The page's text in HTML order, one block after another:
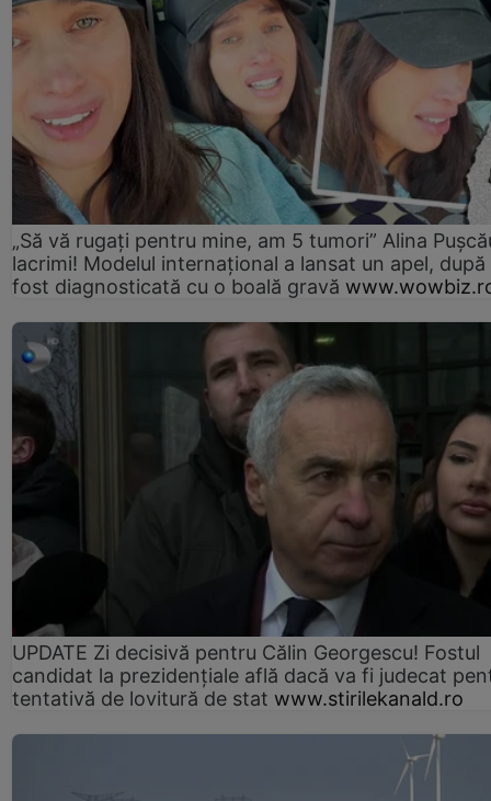
„Să vă rugați pentru mine, am 5 tumori” Alina
lacrimi! Modelul internațional a lansat un apel, după
fost diagnosticată cu o boală gravă
UPDATE Zi decisivă pentru Călin Georgescu! Fostul
candidat la prezidențiale află dacă va fi judecat
tentativă de lovitură de stat www.stirilekanald.ro